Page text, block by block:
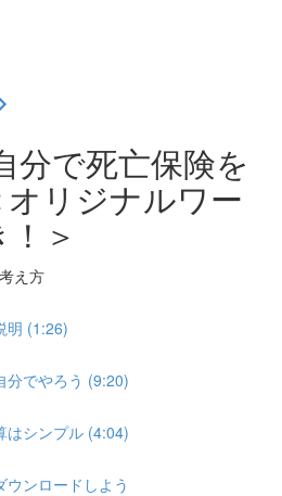
分で死亡保険を
オリジナルワー
＞
え方
明 (1:26)
分でやろう (9:20)
はシンプル (4:04)
ウンロードしよう